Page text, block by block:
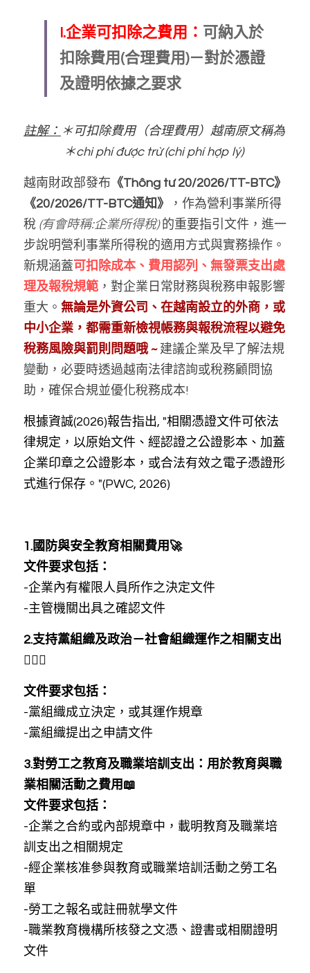
I.企業可扣除之費用： 可納入於
扣除費用(合理費用)－對於憑證
及證明依據之要求
註解： ＊可扣除費用（合理費用）越南原文稱為
＊chi phí được trừ (chi phí hợp lý)
越南財政部發布 《Thông tư 20/2026/TT-BTC》
《20/2026/TT-BTC通知 》
，作為營利事業所得
稅 (有會時稱:企業所得稅) 的重要指引文件，進一
步說明營利事業所得稅的適用方式與實務操作。
新規涵蓋可扣除成本、費用認列、無發票支出處
理及報稅規範 ，對企業日常財務與稅務申報影響
重大。 無論是外資公司、在越南設立的外商，或
中小企業，都需重新檢視帳務與報稅流程以避免
稅務風險與罰則問題哦 ~ 建議企業及早了解法規
變動，必要時透過越南法律諮詢或稅務顧問協
助，確保合規並優化稅務成本!
根據資誠(2026)報告指出, "相關憑證文件可依法
律規定，以原始文件、經認證之公證影本、加蓋
企業印章之公證影本，或合法有效之電子憑證形
式進行保存。"(PWC, 2026)
1.國防與安全教育相關費用🚀
文件要求包括：
-企業內有權限人員所作之決定文件
-主管機關出具之確認文件
2.支持黨組織及政治－社會組織運作之相關支出
👮🏻‍♂️
文件要求包括：
-黨組織成立決定，或其運作規章
-黨組織提出之申請文件
3.對勞工之教育及職業培訓支出：用於教育與職
業相關活動之費用📖
文件要求包括：
-企業之合約或內部規章中，載明教育及職業培
訓支出之相關規定
-經企業核准參與教育或職業培訓活動之勞工名
單
-勞工之報名或註冊就學文件
-職業教育機構所核發之文憑、證書或相關證明
文件